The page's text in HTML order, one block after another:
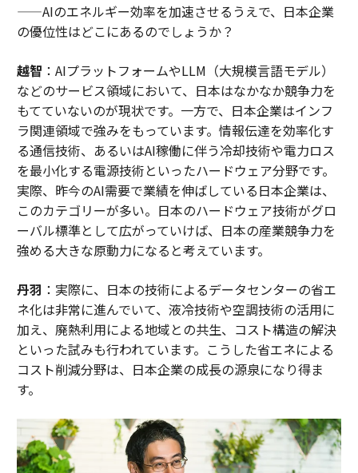
——AIのエネルギー効率を加速させるうえで、日本企業
の優位性はどこにあるのでしょうか？
越智 ：AIプラットフォームやLLM（大規模言語モデル）
などのサービス領域において、日本はなかなか競争力を
もてていないのが現状です。一方で、日本企業はインフ
ラ関連領域で強みをもっています。情報伝達を効率化す
る通信技術、あるいはAI稼働に伴う冷却技術や電力ロス
を最小化する電源技術といったハードウェア分野です。
実際、昨今のAI需要で業績を伸ばしている日本企業は、
このカテゴリーが多い。日本のハードウェア技術がグロ
ーバル標準として広がっていけば、日本の産業競争力を
強める大きな原動力になると考えています。
丹羽 ：実際に、日本の技術によるデータセンターの省エ
ネ化は非常に進んでいて、液冷技術や空調技術の活用に
加え、廃熱利用による地域との共生、コスト構造の解決
といった試みも行われています。こうした省エネによる
コスト削減分野は、日本企業の成長の源泉になり得ま
す。